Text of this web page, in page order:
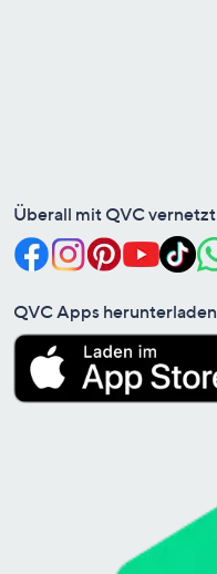
Überall mit QVC vernetzt
QVC Apps herunterladen